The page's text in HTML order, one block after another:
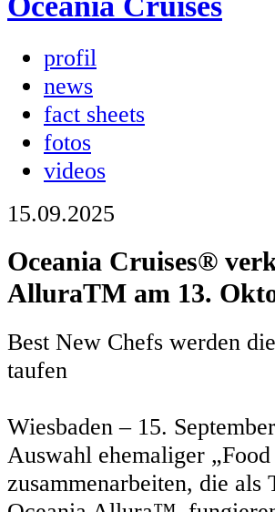
profil
news
fact sheets
fotos
videos
15.09.2025
Oceania Cruises®
AlluraTM am 13.
Best New Chefs werden
taufen
Wiesbaden – 15.
Auswahl ehemaliger
zusammenarbeiten, die als